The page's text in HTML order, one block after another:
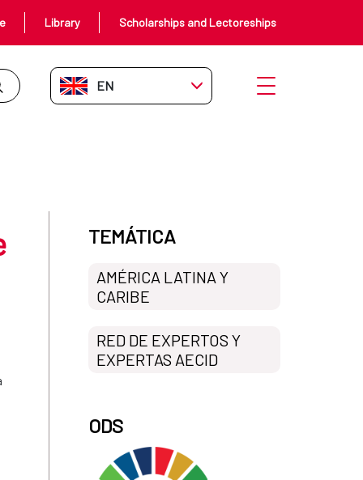
Library Scholarships and Lectoreships
EN-GB Open menu
TEMÁTICA
AMÉRICA LATINA Y
CARIBE
RED DE EXPERTOS Y
EXPERTAS AECID
ODS